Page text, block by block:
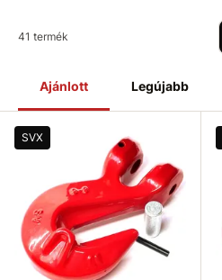
Ajánlott Legújabb
41 termék
SVX